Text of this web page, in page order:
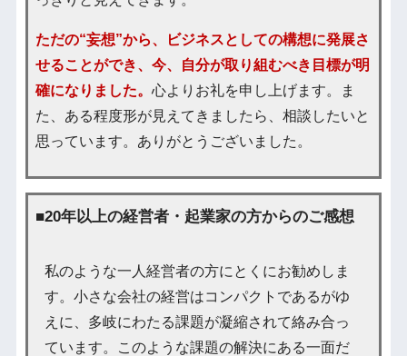
ただの“妄想”から、ビジネスとしての構想に発展さ
せることができ、今、自分が取り組むべき目標が明
確になりました。 心よりお礼を申し上げます。ま
た、ある程度形が見えてきましたら、相談したいと
思っています。ありがとうございました。
■20年以上の経営者・起業家の方からのご感想
私のような一人経営者の方にとくにお勧めしま
す。小さな会社の経営はコンパクトであるがゆ
えに、多岐にわたる課題が凝縮されて絡み合っ
ています。このような課題の解決にある一面だ